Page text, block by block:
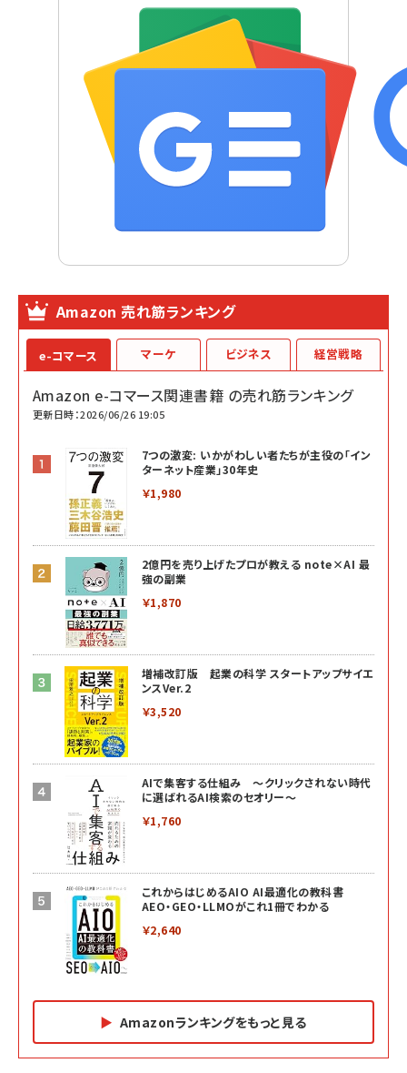
Amazon 売れ筋ランキング
e-コマース
Amazon e-コマース関連書籍 の売れ筋ランキング
更新日時：2026/06/26 19:05
7つの激変: いかがわしい者たちが主役の「イン
ターネット産業」30年史
￥1,980
2億円を売り上げたプロが教える note×AI 最
強の副業
￥1,870
増補改訂版 起業の科学 スタートアップサイエ
ンスVer.2
￥3,520
AIで集客する仕組み ～クリックされない時代
に選ばれるAI検索のセオリー～
￥1,760
これからはじめるAIO AI最適化の教科書
AEO・GEO・LLMOがこれ1冊でわかる
￥2,640
Amazonランキングをもっと見る
マーケ ビジネス 経営戦略